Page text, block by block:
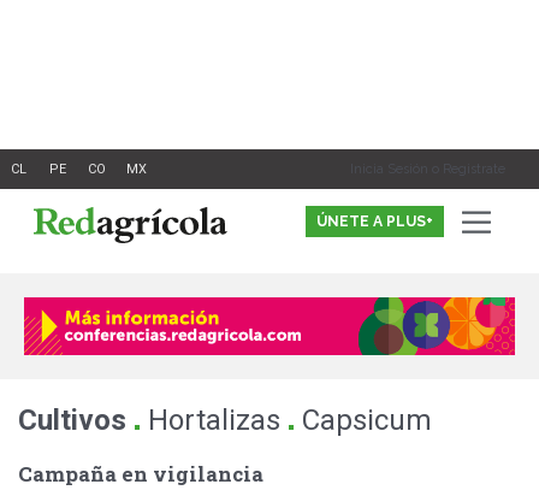
Inicia Sesión o Registrate
ÚNETE A PLUS+
Cultivos . Hortalizas . Capsicum
Campaña en vigilancia